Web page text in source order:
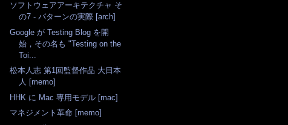
ソフトウェアアーキテクチャ そ
の7 - パターンの実際 [arch]
Google が Testing Blog を開
始，その名も "Testing on the
Toi...
松本人志 第1回監督作品 大日本
人 [memo]
HHK に Mac 専用モデル [mac]
マネジメント革命 [memo]